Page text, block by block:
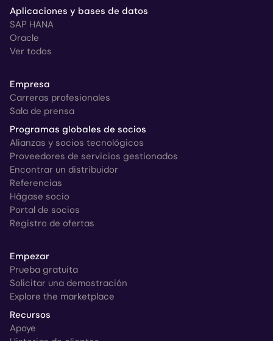
Aplicaciones y bases de datos
SAP HANA
Oracle
Ver todos
Empresa
Carreras profesionales
Sala de prensa
Programas globales de socios
Alianzas y socios tecnológicos
Proveedores de servicios gestionados
Encontrar un distribuidor
Referencias
Hágase socio
Portal de socios
Registro de ofertas
Empezar
Prueba gratuita
Solicitar una demostración
Explore the marketplace
Recursos
Apoye